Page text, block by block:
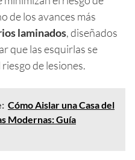
de los avances más
laminados, diseñados
que las esquirlas se
de lesiones.
Cómo Aislar una Casa del
Modernas: Guía